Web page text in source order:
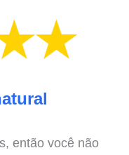
então você não